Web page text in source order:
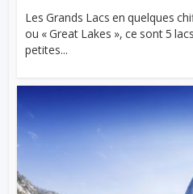
Les Grands Lacs en quelques
ou « Great Lakes », ce sont 5
petites...